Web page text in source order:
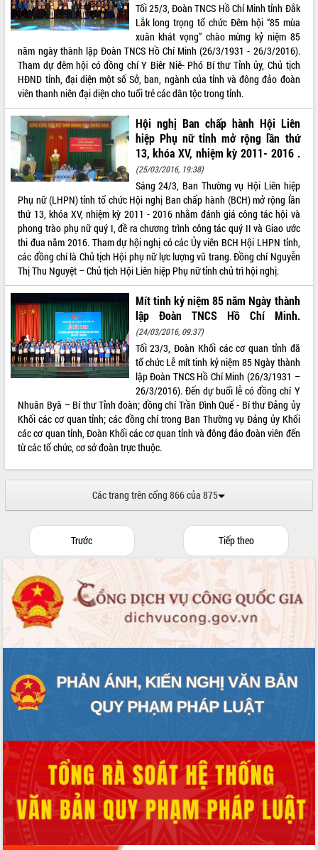
Tối 25/3, Đoàn TNCS Hồ Chí Minh tỉnh Đắk
Lắk long trọng tổ chức Đêm hội “85 mùa
xuân khát vọng” chào mừng kỷ niệm 85
năm ngày thành lập Đoàn TNCS Hồ Chí Minh (26/3/1931 - 26/3/2016).
Tham dự đêm hội có đồng chí Y Biêr Niê- Phó Bí thư Tỉnh ủy, Chủ tịch
HĐND tỉnh, đại diện một số Sở, ban, ngành của tỉnh và đông đảo đoàn
viên thanh niên đại diện cho tuổi trẻ các dân tộc trong tỉnh.
Hội nghị Ban chấp hành Hội Liên
hiệp Phụ nữ tỉnh mở rộng lần thứ
13, khóa XV, nhiệm kỳ 2011- 2016 .
(25/03/2016, 19:38)
Sáng 24/3, Ban Thường vụ Hội Liên hiệp
Phụ nữ (LHPN) tỉnh tổ chức Hội nghị Ban chấp hành (BCH) mở rộng lần
thứ 13, khóa XV, nhiệm kỳ 2011 - 2016 nhằm đánh giá công tác hội và
phong trào phụ nữ quý I, đề ra chương trình công tác quý II và Giao ước
thi đua năm 2016. Tham dự hội nghị có các Ủy viên BCH Hội LHPN tỉnh,
các đồng chí là Chủ tịch Hội phụ nữ lực lượng vũ trang. Đồng chí Nguyễn
Thị Thu Nguyệt – Chủ tịch Hội Liên hiệp Phụ nữ tỉnh chủ trì hội nghị.
Mít tinh kỷ niệm 85 năm Ngày thành
lập Đoàn TNCS Hồ Chí Minh.
(24/03/2016, 09:37)
Tối 23/3, Đoàn Khối các cơ quan tỉnh đã
tổ chức Lễ mít tinh kỷ niệm 85 Ngày thành
lập Đoàn TNCS Hồ Chí Minh (26/3/1931 –
26/3/2016). Đến dự buổi lễ có đồng chí Y
Nhuân Byă – Bí thư Tỉnh đoàn; đồng chí Trần Đình Quế - Bí thư Đảng ủy
Khối các cơ quan tỉnh; các đồng chí trong Ban Thường vụ Đảng ủy Khối
các cơ quan tỉnh, Đoàn Khối các cơ quan tỉnh và đông đảo đoàn viên đến
từ các tổ chức, cơ sở đoàn trực thuộc.
Các trang trên cổng 866 của 875
Trước Tiếp theo